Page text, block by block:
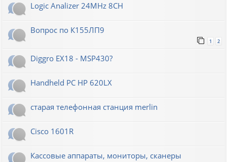
Logic Analizer 24MHz 8CH
Вопрос по К155ЛП9
1 2
Diggro EX18 - MSP430?
Handheld PC HP 620LX
старая телефонная станция merlin
Cisco 1601R
Кассовые аппараты, мониторы, сканеры